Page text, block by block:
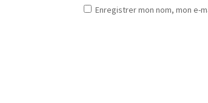
Enregistrer mon nom, mon e-